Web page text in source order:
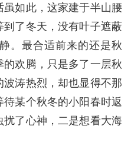
如此，这家建于半山腰
了冬天，没有叶子遮蔽
。最合适前来的还是秋
欢腾，只是多了一层秋
涛热烈，却也显得不那
某个秋冬的小阳春时返
扰了心神，二是想看大海